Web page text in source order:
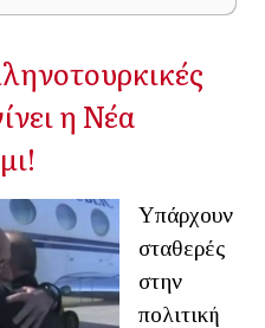
η Νέα
Υπάρχουν
σταθερές
στην
πολιτική